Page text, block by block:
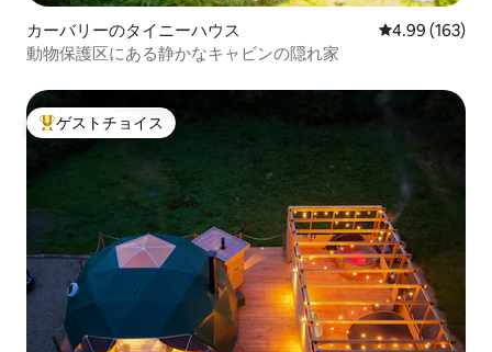
カーバリーのタイニーハウス レビュー163
4.99 (163)
動物保護区にある静かなキャビンの隠れ家
大好評のゲストチョイスです。
ゲストチョイス